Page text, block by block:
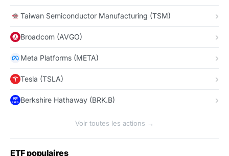
Taiwan Semiconductor Manufacturing (TSM)
Broadcom (AVGO)
Meta Platforms (META)
Tesla (TSLA)
Berkshire Hathaway (BRK.B)
Voir toutes les actions →
ETF populaires